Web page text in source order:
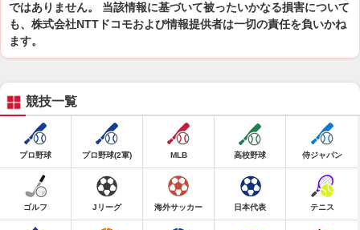
ではありません。 当該情報に基づいて被ったいかなる損害について
も、株式会社NTTドコモおよび情報提供者は一切の責任を負いかね
ます。
競技一覧
プロ野球 プロ野球(2軍) MLB 高校野球 侍ジャパン
ゴルフ Jリーグ 海外サッカー 日本代表 テニス